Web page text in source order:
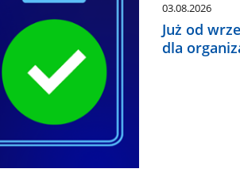
03.08.2026
Już od
dla